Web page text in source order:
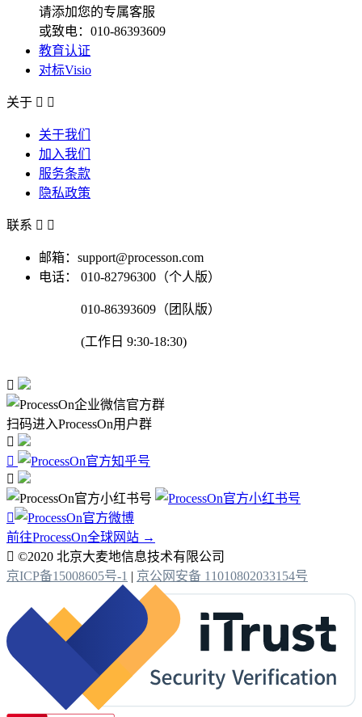
请添加您的专属客服
或致电：010-86393609
教育认证
对标Visio
关于  
关于我们
加入我们
服务条款
隐私政策
联系  
邮箱：support@processon.com
电话：
010-82796300（个人版）
010-86393609（团队版）
(工作日 9:30-18:30)

扫码进入ProcessOn用户群




前往ProcessOn全球网站 →
 ©2020 北京大麦地信息技术有限公司
京ICP备15008605号-1 | 京公网安备 11010802033154号